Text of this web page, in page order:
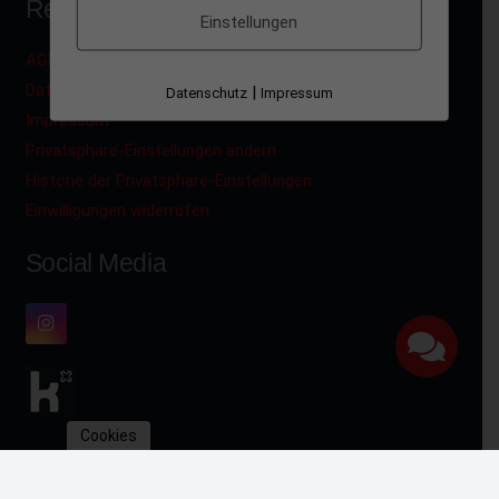
Rechtliches
AGB’s
Datenschutz
Impressum
Privatsphäre-Einstellungen ändern
Historie der Privatsphäre-Einstellungen
Einwilligungen widerrufen
Social Media
Cookies
Einstellungen
Datenschutz| Impressum